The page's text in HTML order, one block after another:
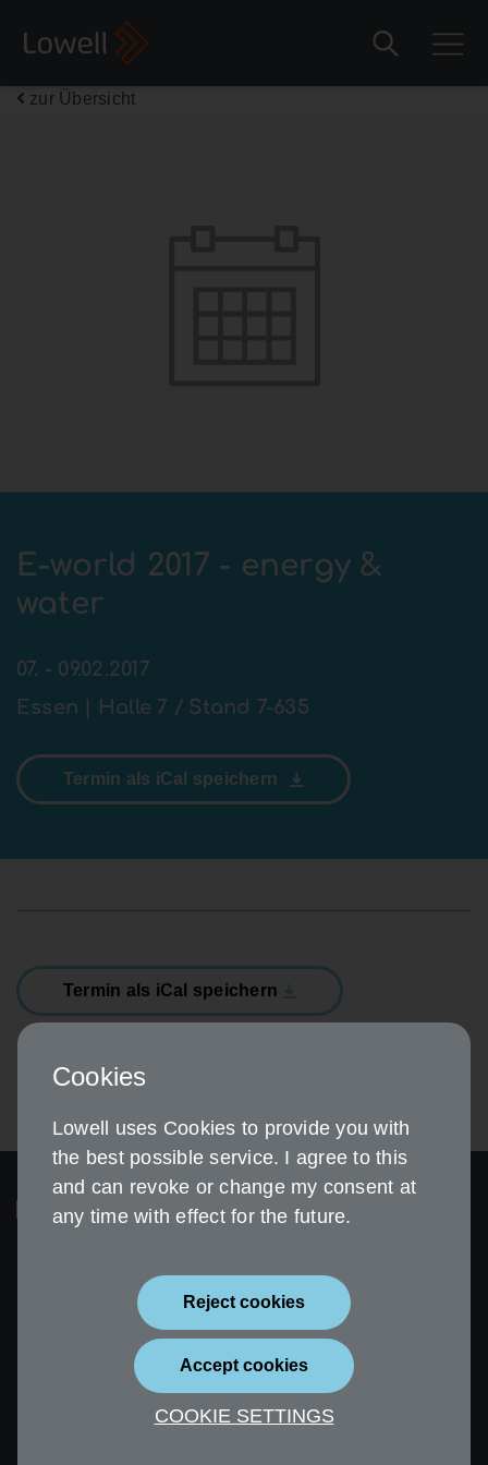
zur Übersicht
E-world 2017 - energy &
water
07. - 09.02.2017
Essen | Halle 7 / Stand 7-635
Termin als iCal speichern
Termin als iCal speichern
Impressum
Erklärung zur
Cookies
Lowell uses Cookies to provide you with
the best possible service. I agree to this
and can revoke or change my consent at
any time with effect for the future.
Reject cookies
Accept cookies
COOKIE SETTINGS